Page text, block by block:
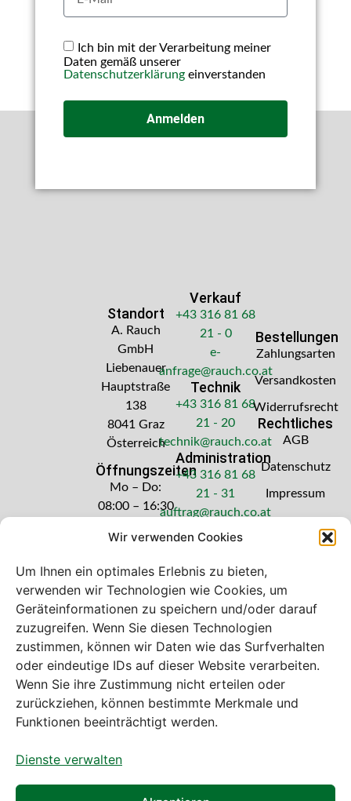
Wir verwenden Cookies
Um Ihnen ein optimales Erlebnis zu bieten,
verwenden wir Technologien wie Cookies, um
Geräteinformationen zu speichern und/oder darauf
zuzugreifen. Wenn Sie diesen Technologien
zustimmen, können wir Daten wie das Surfverhalten
oder eindeutige IDs auf dieser Website verarbeiten.
Wenn Sie ihre Zustimmung nicht erteilen oder
zurückziehen, können bestimmte Merkmale und
Funktionen beeinträchtigt werden.
Dienste verwalten
Ich bin mit der Verarbeitung meiner
Daten gemäß unserer
Datenschutzerklärungeinverstanden
Anmelden
Standort
A. Rauch
GmbH
Liebenauer
Hauptstraße
138
8041 Graz
Österreich
Öffnungszeiten
Mo – Do:
08:00 – 16:30
Freitag: 08:00
Verkauf
+43 316 81 68
21 - 0
e-
anfrage@rauch.co.at
Technik
+43 316 81 68
21 - 20
technik@rauch.co.at
Administration
+43 316 81 68
21 - 31
auftrag@rauch.co.at
Bestellungen
Zahlungsarten
Versandkosten
Widerrufsrecht
Rechtliches
AGB
Datenschutz
Impressum
Bei diesem Webshop handelt es sich um
einen B2B-Webshop
A. Rauch GmbH – Ihr Experte aus Österreich für Waagen,
Eich- & Kalibrierservice, Sprühnebel-Zerstäubungstechnik
und Lebensmittelmaschinen.
Sämtliche Angebote der A. Rauch GmbH richten sich
gewerbliche Kunden, Institutionen, Kommunen usw. aus